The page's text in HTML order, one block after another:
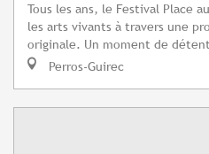
Tous les ans, le Festival Place
les arts vivants à travers une
originale. Un moment de
Perros-Guirec